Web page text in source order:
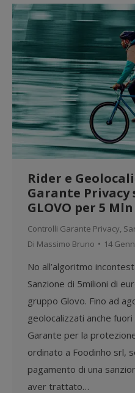
Rider e
Garante Privacy
GLOVO per 5
Controlli Garante Privacy
Di Massimo Bruno 14
No all’algoritmo
Sanzione di 5milioni di
gruppo Glovo. Fino ad
geolocalizzati anche
Garante per la
ordinato a Foodinho srl,
pagamento di una
aver trattato…